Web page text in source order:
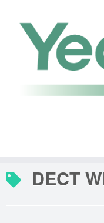
contenido
DECT